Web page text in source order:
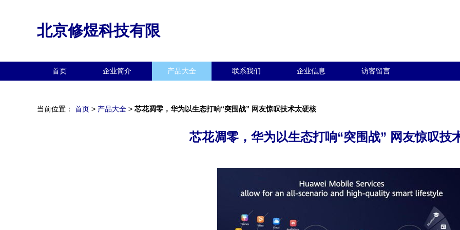
北京修煜科技有限
首页 企业简介 产品大全 联系我们 企业信息 访客留言
当前位置： 首页 > 产品大全 > 芯花凋零，华为以生态打响“突围战” 网友惊叹技术太硬核
芯花凋零，华为以生态打响“突围战” 网友惊叹技